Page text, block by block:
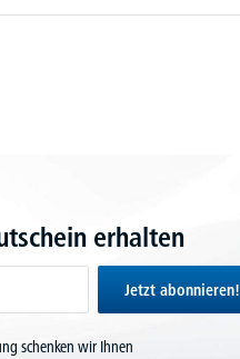
erhalten
Jetzt abonnieren!
schenken wir Ihnen